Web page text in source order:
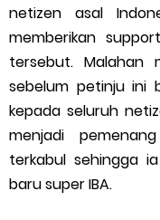
Cara
5 Cara Top
5 Biaya Potongan
10 Cara Jitu
Batas Saldo Untuk
netizen asal
memberikan
tersebut. Malahan
sebelum petinju ini
kepada seluruh
menjadi
terkabul sehingga
baru super IBA.